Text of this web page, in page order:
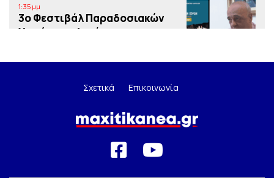
1:35 μμ
3o Φεστιβάλ Παραδοσιακών
Χορών στο λιμάνι του
Κέντρο Ναυπλίας – Ερμιονίδας
ευρωπαϊκών προγραμμάτων
συμβάλλει στην υλοποίηση
έργων στους δήμους”.
Σχετικά Επικοινωνία